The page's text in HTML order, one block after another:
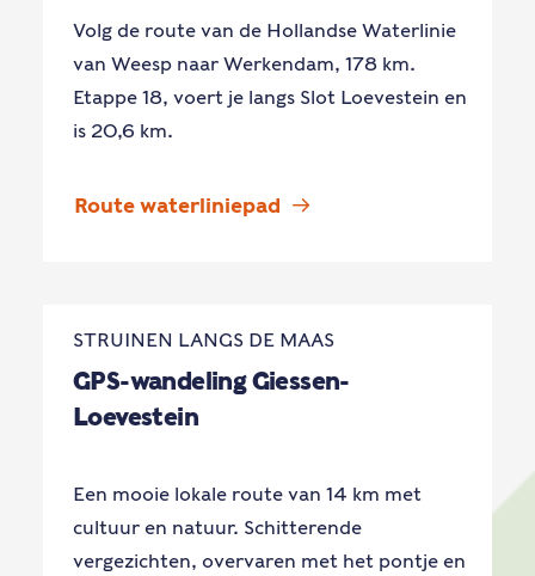
Volg de route van de Hollandse Waterlinie
van Weesp naar Werkendam, 178 km.
Etappe 18, voert je langs Slot Loevestein en
is 20,6 km.
Route waterliniepad
STRUINEN LANGS DE MAAS
GPS-wandeling Giessen-
Loevestein
Een mooie lokale route van 14 km met
cultuur en natuur. Schitterende
vergezichten, overvaren met het pontje en